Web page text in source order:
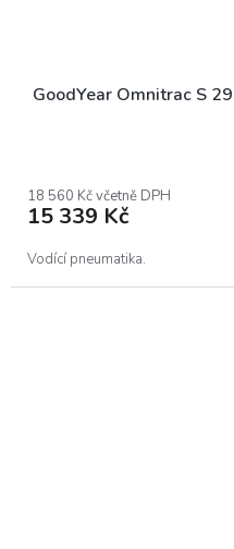
GoodYear Omnitrac S
18 560 Kč včetně DPH
15 339 Kč
Vodící pneumatika.